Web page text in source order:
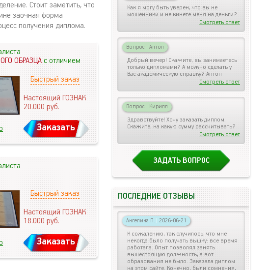
Стоит заметить, что
заочная форма
получения диплома.
ОБРАЗЦАс отличием
Быстрый заказ
Настоящий ГОЗНАК
20.000руб.
Заказать
Быстрый заказ
Настоящий ГОЗНАК
18.000руб.
Заказать
Как я могу быть уверен, что вы не
мошенники и не кинете меня на деньги?
Смотреть ответ
Вопрос | Антон
Добрый вечер! Скажите, вы занимаетесь
только дипломами? А можно сделать у
Вас академическую справку? Антон
Смотреть ответ
Вопрос | Кирилл
Здравствуйте! Хочу заказать диплом.
Скажите, на какую сумму рассчитывать?
Смотреть ответ
ЗАДАТЬ ВОПРОС
ПОСЛЕДНИЕ ОТЗЫВЫ
Ангелина П. | 2026-06-21
К сожалению, так случилось, что мне
некогда было получать вышку: все время
работала. Опыт позволял занять
вышестоящую должность, а вот
образования не было. Заказала диплом
на этом сайте. Конечно, были сомнения,